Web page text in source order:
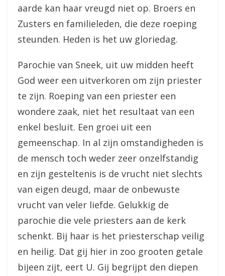
aarde kan haar vreugd niet op. Broers en
Zusters en familieleden, die deze roeping
steunden. Heden is het uw gloriedag.
Parochie van Sneek, uit uw midden heeft
God weer een uitverkoren om zijn priester
te zijn. Roeping van een priester een
wondere zaak, niet het resultaat van een
enkel besluit. Een groei uit een
gemeenschap. In al zijn omstandigheden is
de mensch toch weder zeer onzelfstandig
en zijn gesteltenis is de vrucht niet slechts
van eigen deugd, maar de onbewuste
vrucht van veler liefde. Gelukkig de
parochie die vele priesters aan de kerk
schenkt. Bij haar is het priesterschap veilig
en heilig. Dat gij hier in zoo grooten getale
bijeen zijt, eert U. Gij begrijpt den diepen